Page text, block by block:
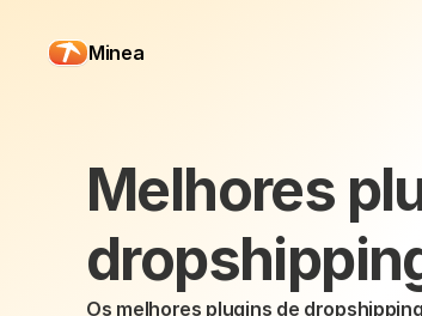
Minea
Melhores
Os melhores plugins de